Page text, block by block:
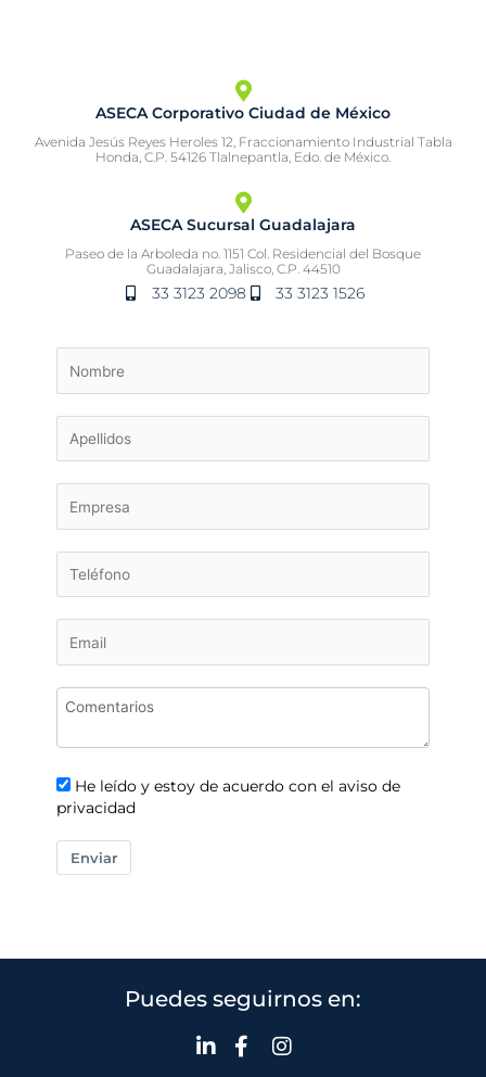
ASECA Corporativo Ciudad de México
Avenida Jesús Reyes Heroles 12, Fraccionamiento Industrial Tabla
Honda, C.P. 54126 Tlalnepantla, Edo. de México.
ASECA Sucursal Guadalajara
Paseo de la Arboleda no. 1151 Col. Residencial del Bosque
Guadalajara, Jalisco, C.P. 44510
33 3123 2098 33 3123 1526
He leído y estoy de acuerdo con el aviso de
privacidad
Enviar
Puedes seguirnos en: